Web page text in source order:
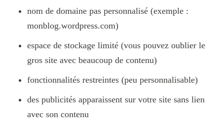
nom de domaine pas personnalisé (exemple :
monblog.wordpress.com)
espace de stockage limité (vous pouvez oublier le
gros site avec beaucoup de contenu)
fonctionnalités restreintes (peu personnalisable)
des publicités apparaissent sur votre site sans lien
avec son contenu